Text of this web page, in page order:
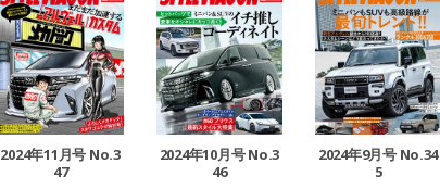
2024年11月号 No.3
47
2024年10月号 No.3
46
2024年9月号 No.34
5